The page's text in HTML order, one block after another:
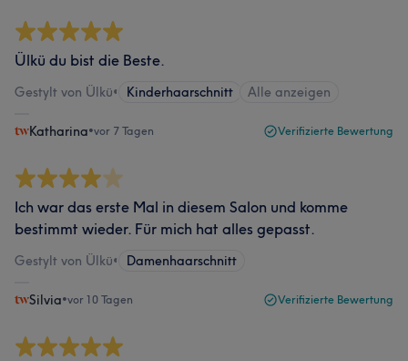
Ülkü du bist die Beste.
Gestylt von Ülkü• Kinderhaarschnitt Alle anzeigen
Katharina•vor 7 Tagen Verifizierte Bewertung
Ich war das erste Mal in diesem Salon und komme
bestimmt wieder. Für mich hat alles gepasst.
Gestylt von Ülkü• Damenhaarschnitt
Silvia•vor 10 Tagen Verifizierte Bewertung